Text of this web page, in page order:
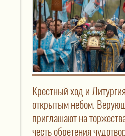
Крестный ход и
открытым небом.
приглашают на
честь обретения